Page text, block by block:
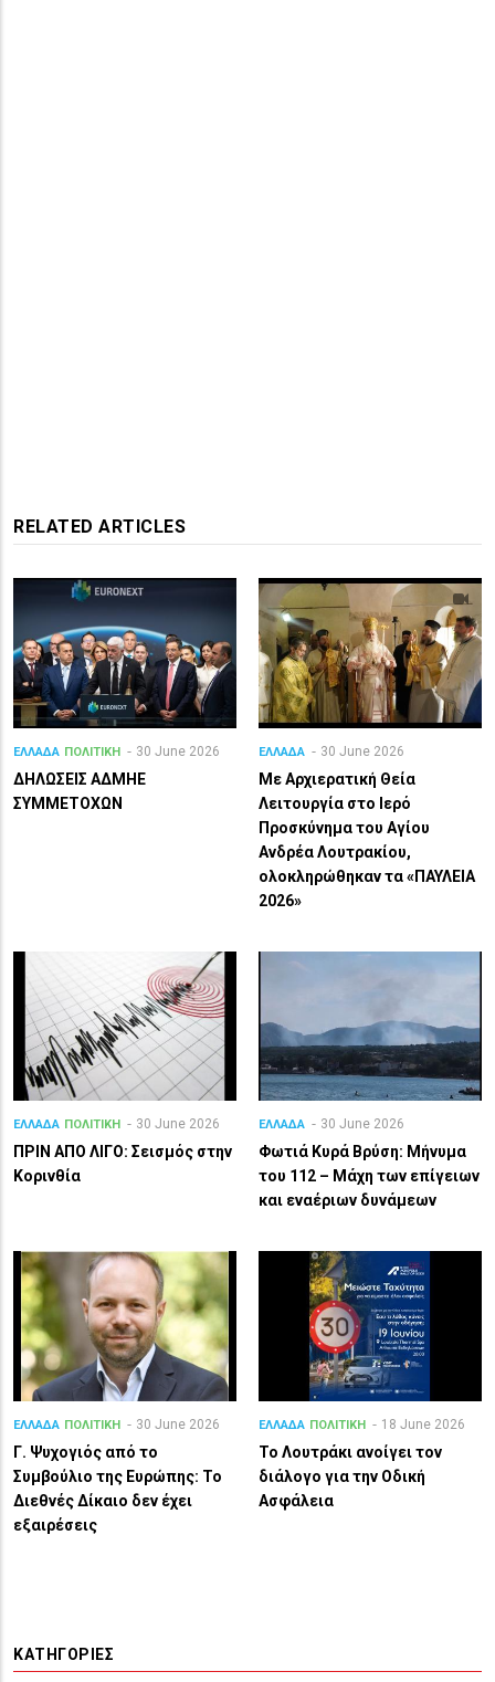
RELATED ARTICLES
ΕΛΛΑΔΑ ΠΟΛΙΤΙΚΗ 30 June 2026
ΔΗΛΩΣΕΙΣ ΑΔΜΗΕ
ΣΥΜΜΕΤΟΧΩΝ
ΕΛΛΑΔΑ 30 June 2026
Με Αρχιερατική Θεία
Λειτουργία στο Ιερό
Προσκύνημα του Αγίου
Ανδρέα Λουτρακίου,
ολοκληρώθηκαν τα «ΠΑΥΛΕΙΑ
2026»
ΕΛΛΑΔΑ ΠΟΛΙΤΙΚΗ 30 June 2026
ΠΡΙΝ ΑΠΟ ΛΙΓO: Σεισμός στην
Κορινθία
ΕΛΛΑΔΑ 30 June 2026
Φωτιά Κυρά Βρύση: Μήνυμα
του 112 – Μάχη των επίγειων
και εναέριων δυνάμεων
ΕΛΛΑΔΑ ΠΟΛΙΤΙΚΗ 30 June 2026
Γ. Ψυχογιός από το
Συμβούλιο της Ευρώπης: Το
Διεθνές Δίκαιο δεν έχει
εξαιρέσεις
ΕΛΛΑΔΑ ΠΟΛΙΤΙΚΗ 18 June 2026
Το Λουτράκι ανοίγει τον
διάλογο για την Οδική
Ασφάλεια
ΚΑΤΗΓΟΡΊΕΣ